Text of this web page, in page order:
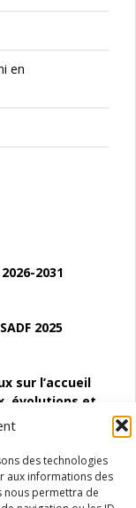
des technologies
aux informations des
nous permettra de
en
2031
2025
sur l’accueil
évolutions et
(SAACE)